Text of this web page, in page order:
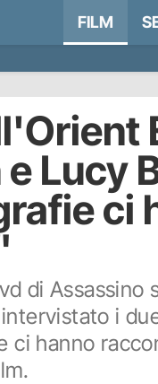
FILM
Lucy
ci
di Assassino
i
ci hanno